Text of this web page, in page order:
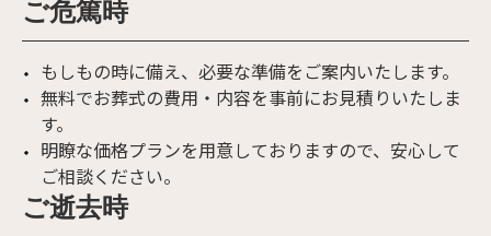
ご危篤時
もしもの時に備え、必要な準備をご案内いたします。
無料でお葬式の費用・内容を事前にお見積りいたしま
す。
明瞭な価格プランを用意しておりますので、安心して
ご相談ください。
ご逝去時